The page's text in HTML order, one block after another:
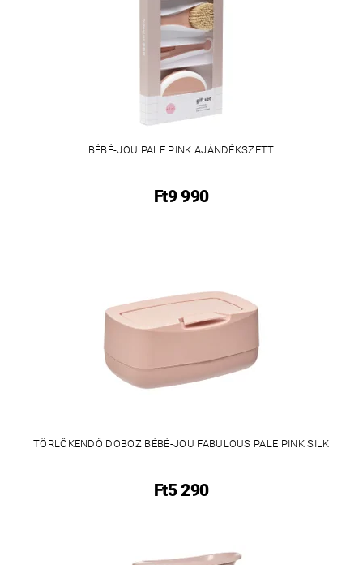
BÉBÉ-JOU PALE PINK AJÁNDÉKSZETT
Ft9 990
TÖRLŐKENDŐ DOBOZ BÉBÉ-JOU FABULOUS PALE PINK SILK
Ft5 290